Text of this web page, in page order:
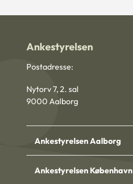
Ankestyrelsen
Postadresse:
Nytorv 7, 2. sal
9000 Aalborg
Ankestyrelsen Aalborg
Ankestyrelsen København